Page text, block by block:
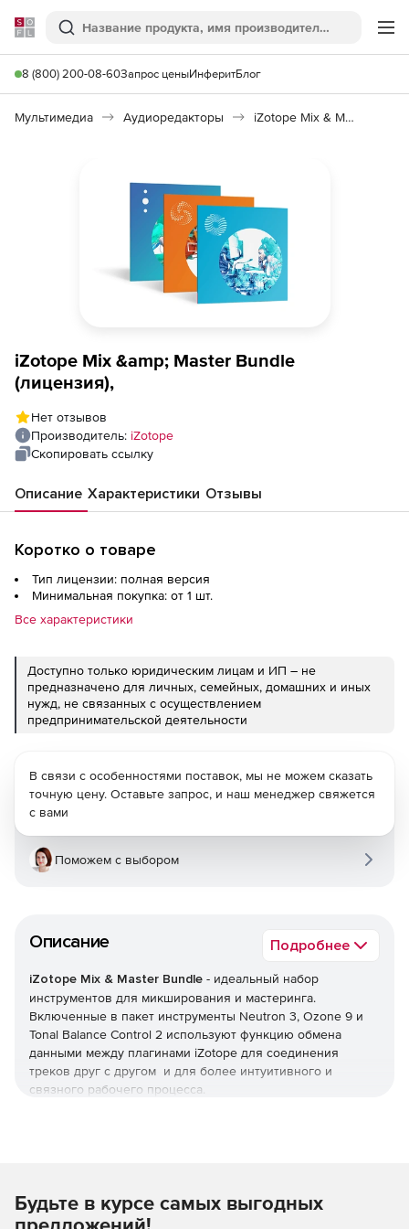
Softline
Поиск
8 (800) 200-08-60Запрос ценыИнферитБлог
Мультимедиа Аудиоредакторы iZotope Mix & Master Bundle
iZotope Mix &amp; Master Bundle
(лицензия),
Нет отзывов
Производитель: iZotope
Скопировать ссылку
Описание Характеристики Отзывы
Коротко о товаре
Тип лицензии: полная версия
Минимальная покупка: от 1 шт.
Все характеристики
Доступно только юридическим лицам и ИП – не
предназначено для личных, семейных, домашних и иных
нужд, не связанных с осуществлением
предпринимательской деятельности
Описание Подробнее
iZotope Mix & Master Bundle - идеальный набор
инструментов для микширования и мастеринга.
Включенные в пакет инструменты Neutron 3, Ozone 9 и
Tonal Balance Control 2 используют функцию обмена
данными между плагинами iZotope для соединения
треков друг с другом и для более интуитивного и
связного рабочего процесса.
мастеринга с помощью новых вспомогательных
технологий, таких как Master Assistant и легендарный
В связи с особенностями поставок, мы не можем сказать
точную цену. Оставьте запрос, и наш менеджер свяжется
с вами
Поможем с выбором
Будьте в курсе самых выгодных